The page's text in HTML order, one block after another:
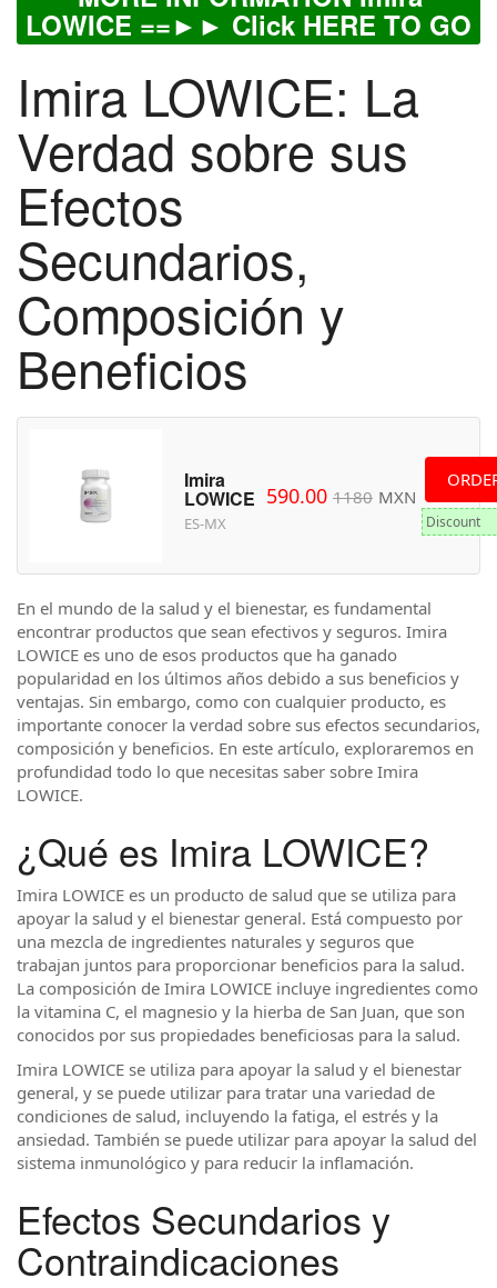
LOWICE ==►► Click HERE TO GO
Imira LOWICE: La
Verdad sobre sus
Efectos
Secundarios,
Composición y
Beneficios
Imira
LOWICE
ES-MX
590.00 1180 MXN
Discount
En el mundo de la salud y el bienestar, es fundamental
encontrar productos que sean efectivos y seguros. Imira
LOWICE es uno de esos productos que ha ganado
popularidad en los últimos años debido a sus beneficios y
ventajas. Sin embargo, como con cualquier producto, es
importante conocer la verdad sobre sus efectos secundarios,
composición y beneficios. En este artículo, exploraremos en
profundidad todo lo que necesitas saber sobre Imira
LOWICE.
¿Qué es Imira LOWICE?
Imira LOWICE es un producto de salud que se utiliza para
apoyar la salud y el bienestar general. Está compuesto por
una mezcla de ingredientes naturales y seguros que
trabajan juntos para proporcionar beneficios para la salud.
La composición de Imira LOWICE incluye ingredientes como
la vitamina C, el magnesio y la hierba de San Juan, que son
conocidos por sus propiedades beneficiosas para la salud.
Imira LOWICE se utiliza para apoyar la salud y el bienestar
general, y se puede utilizar para tratar una variedad de
condiciones de salud, incluyendo la fatiga, el estrés y la
ansiedad. También se puede utilizar para apoyar la salud del
sistema inmunológico y para reducir la inflamación.
Efectos Secundarios y
Contraindicaciones